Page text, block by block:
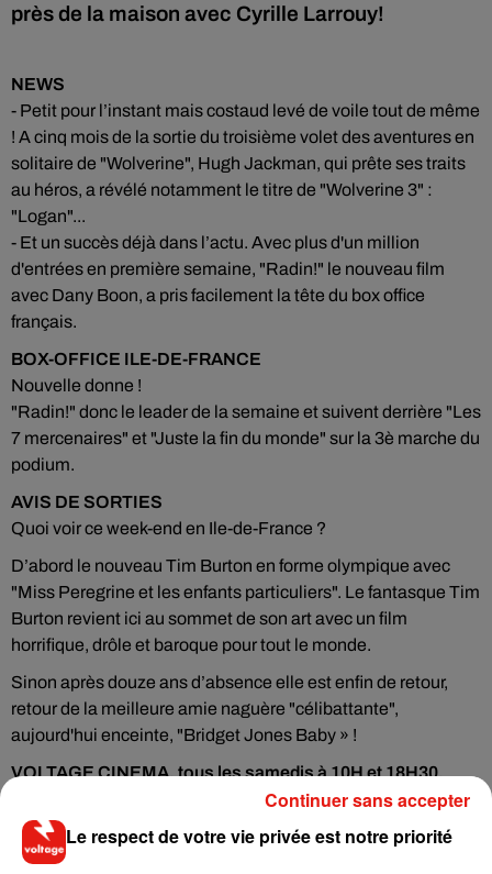
près de la maison avec Cyrille Larrouy!
NEWS
- Petit pour l’instant mais costaud levé de voile tout de même
! A cinq mois de la sortie du troisième volet des aventures en
solitaire de "Wolverine", Hugh Jackman, qui prête ses traits
au héros, a révélé notamment le titre de "Wolverine 3" :
"Logan"...
- Et un succès déjà dans l’actu. Avec plus d'un million
d'entrées en première semaine, "Radin!" le nouveau film
avec Dany Boon, a pris facilement la tête du box office
français.
BOX-OFFICE ILE-DE-FRANCE
Nouvelle donne !
"Radin!" donc le leader de la semaine et suivent derrière "Les
7 mercenaires" et "Juste la fin du monde" sur la 3è marche du
podium.
AVIS DE SORTIES
Quoi voir ce week-end en Ile-de-France ?
D’abord le nouveau Tim Burton en forme olympique avec
"Miss Peregrine et les enfants particuliers". Le fantasque Tim
Burton revient ici au sommet de son art avec un film
horrifique, drôle et baroque pour tout le monde.
Sinon après douze ans d’absence elle est enfin de retour,
retour de la meilleure amie naguère "célibattante",
aujourd'hui enceinte, "Bridget Jones Baby » !
VOLTAGE CINEMA, tous les samedis à 10H et 18H30.
Ecouter Chronique Cine 08/10/216
Le respect de votre vie privée est notre priorité
Continuer sans accepter